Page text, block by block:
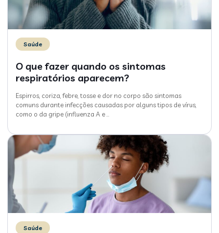
Saúde
O que fazer quando os sintomas
respiratórios aparecem?
Espirros, coriza, febre, tosse e dor no corpo são sintomas
comuns durante infecções causadas por alguns tipos de vírus,
como o da gripe (influenza A e…
Saúde